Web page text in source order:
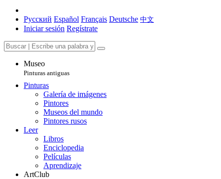
Русский Español Français Deutsche 中文
Iniciar sesión Regístrate
Museo
Pinturas antiguas
Pinturas
Galería de imágenes
Pintores
Museos del mundo
Pintores rusos
Leer
Libros
Enciclopedia
Películas
Aprendizaje
ArtClub